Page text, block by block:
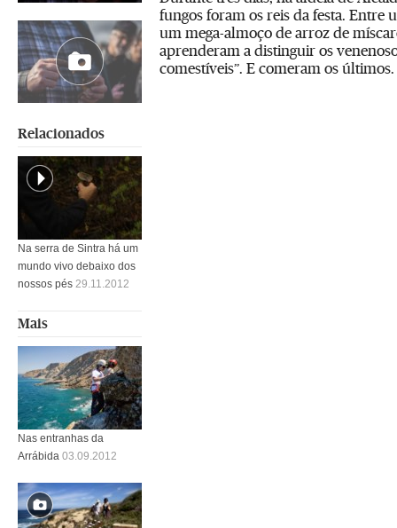
fungos foram os reis da festa. Entre
um mega-almoço de arroz de
aprenderam a distinguir os
comestíveis”. E comeram os últimos.
Relacionados
Na serra de Sintra há um
mundo vivo debaixo dos
nossos pés 29.11.2012
Mais
Nas entranhas da
Arrábida 03.09.2012